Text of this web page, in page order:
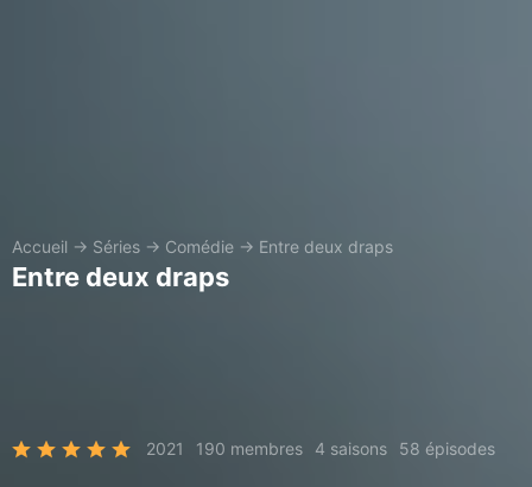
Accueil → Séries → Comédie → Entre deux draps
Entre deux draps
2021 190 membres 4 saisons 58 épisodes